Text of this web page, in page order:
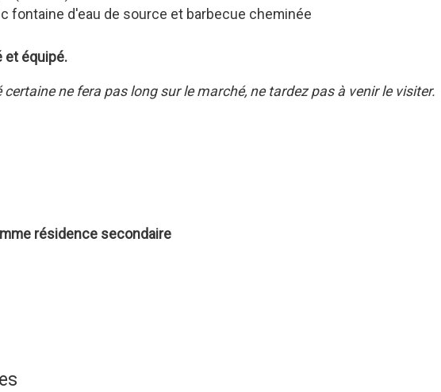
fontaine d'eau de source et barbecue cheminée
et équipé.
certaine ne fera pas long sur le marché, ne tardez pas à venir le visiter.
résidence secondaire